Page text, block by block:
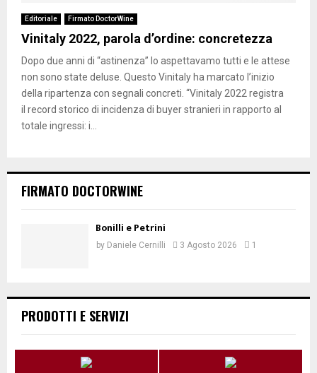
Editoriale Firmato DoctorWine
Vinitaly 2022, parola d’ordine: concretezza
Dopo due anni di “astinenza” lo aspettavamo tutti e le attese
non sono state deluse. Questo Vinitaly ha marcato l’inizio
della ripartenza con segnali concreti. “Vinitaly 2022 registra
il record storico di incidenza di buyer stranieri in rapporto al
totale ingressi: i...
FIRMATO DOCTORWINE
Bonilli e Petrini
by Daniele Cernilli 3 Agosto 2026 1
PRODOTTI E SERVIZI